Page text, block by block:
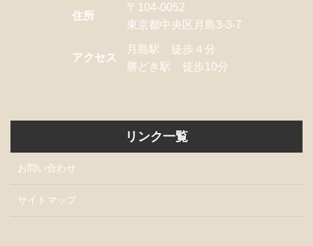
住所
〒104-0052
東京都中央区月島3-3-7
アクセス
月島駅 徒歩４分
勝どき駅 徒歩10分
リンク一覧
お問い合わせ
サイトマップ